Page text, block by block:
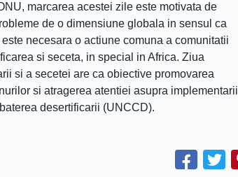
marcarea acestei zile este motivata de
de o dimensiune globala in sensul ca
necesara o actiune comuna a comunitatii
si seceta, in special in Africa. Ziua
si a secetei are ca obiective promovarea
si atragerea atentiei asupra implementarii
desertificarii (UNCCD).